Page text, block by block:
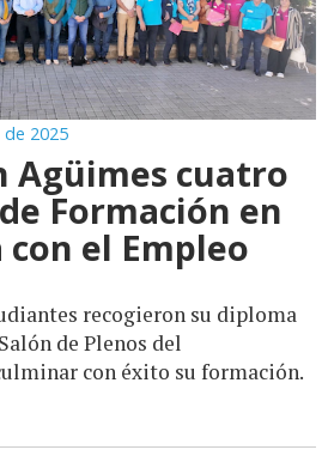
2025
Agüimes cuatro
Formación en
el Empleo
recogieron su diploma
de Plenos del
con éxito su formación.